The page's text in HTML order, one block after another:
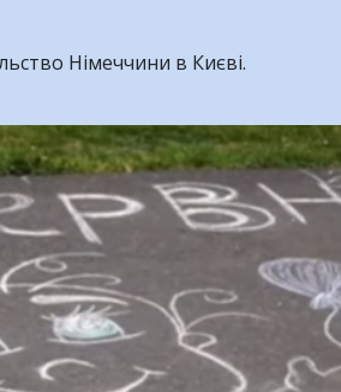
Німеччини в Києві.